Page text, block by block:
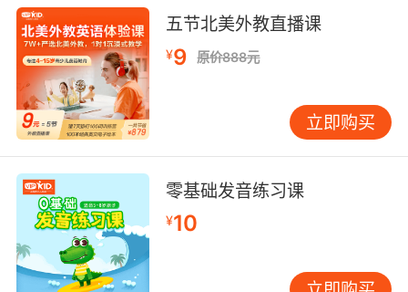
五节北美外教直播课
¥9 原价888元
立即购买
零基础发音练习课
¥10